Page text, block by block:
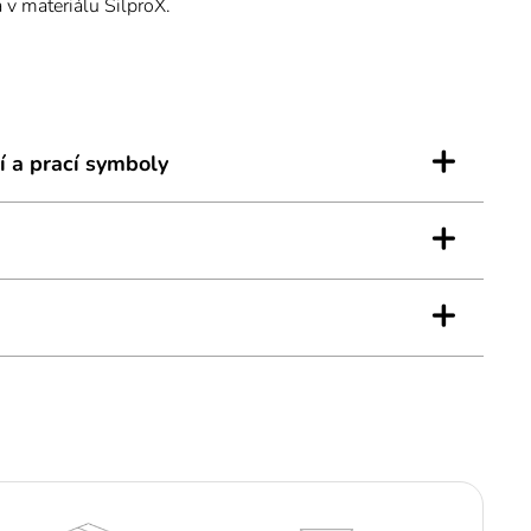
v materiálu SilproX.
a prací symboly +
+
+